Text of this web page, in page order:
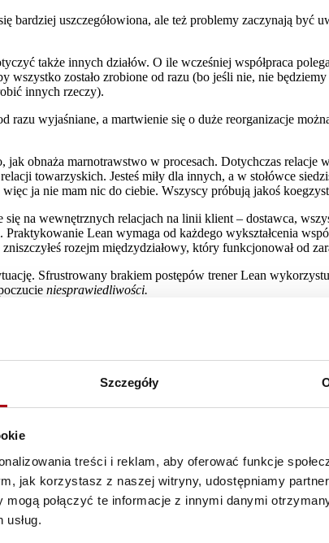
Szczegóły
treści i reklam, aby oferować funkcje
jak korzystasz z naszej witryny, udostępniamy
połączyć te informacje z innymi danymi
bardziej uszczegółowiona, ale też problemy zaczynają być
także innych działów. O ile wcześniej współpraca
wszystko zostało zrobione od razu (bo jeśli nie, nie
innych rzeczy).
wyjaśniane, a martwienie się o duże reorganizacje
obnaża marnotrawstwo w procesach. Dotychczas relacje
towarzyskich. Jesteś miły dla innych, a w stołówce
ja nie mam nic do ciebie. Wszyscy próbują jakoś
się na wewnętrznych relacjach na linii klient – dostawca,
Lean wymaga od każdego wykształcenia
rozejm międzydziałowy, który funkcjonował od
Sfrustrowany brakiem postępów trener Lean
niesprawiedliwości.
zastosujmy Lean do siebie. Jakie byłyby kryteria
do oceny relacji zawodowych:
na czas. Jak przekłada się to na przepływ
jest dosyć niejasnych. Nawet kiedy wydobędziesz
w jakim formacie dostarczone, nie pomoże ci uczynić
występach komediowych Woody Allen opisywał świat
nasi koledzy będą natychmiast dostępni i odpowiedzą na e-
odpowiadam szybciej. Im bardziej jesteś Lean, tym
a z czasem system ten może wyeliminować potrzebę
aby uniknąć niepotrzebnego rozdrażnienia.
każda troska, wyrażana przez kogokolwiek, jest
mu i zrobienie tego, co możliwe. Nie robimy tego z
będzie sprzeciwiał się „pozytywnemu” nastawieniu,
do zajmowania się problemami w naszym